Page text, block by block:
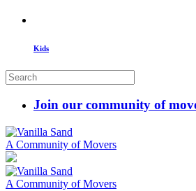
Kids
Join our community of
A Community of Movers
A Community of Movers